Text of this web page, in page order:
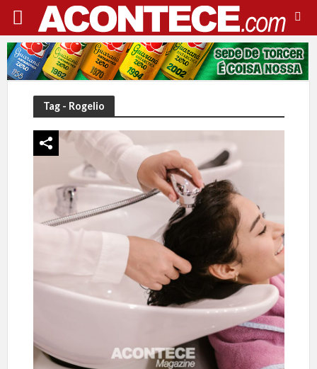
Tag - Rogelio